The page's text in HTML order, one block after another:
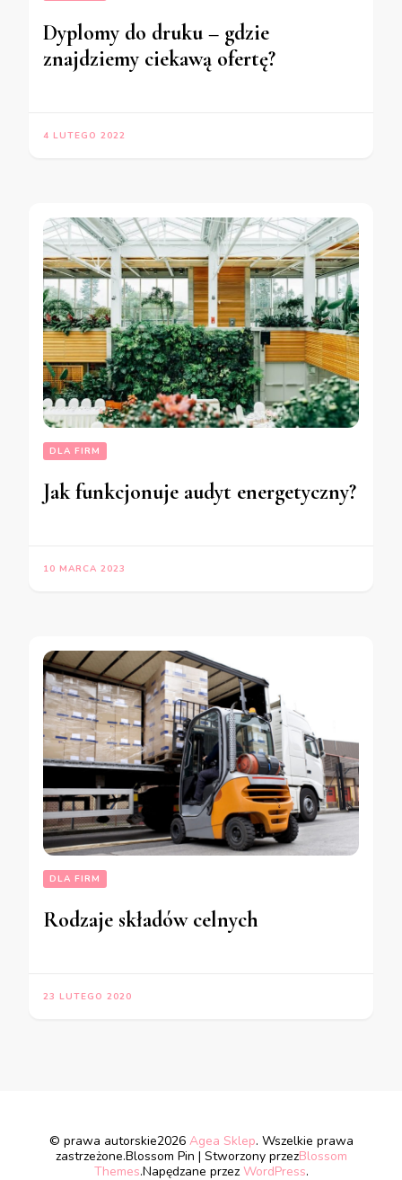
Dyplomy do druku – gdzie
znajdziemy ciekawą ofertę?
4 LUTEGO 2022
DLA FIRM
Jak funkcjonuje audyt energetyczny?
10 MARCA 2023
DLA FIRM
Rodzaje składów celnych
23 LUTEGO 2020
© prawa autorskie2026 Agea Sklep. Wszelkie prawa
zastrzeżone.Blossom Pin | Stworzony przezBlossom
Themes.Napędzane przez WordPress.